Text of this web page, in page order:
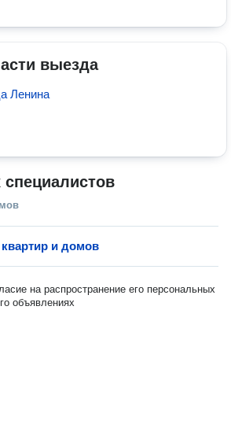
выезда
Ленина
специалистов
и домов
на распространение его персональных
объявлениях